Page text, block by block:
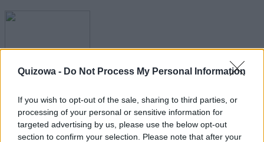
Quizowa - Do Not Process My Personal Information
If you wish to opt-out of the sale, sharing to third parties, or
processing of your personal or sensitive information for
targeted advertising by us, please use the below opt-out
section to confirm your selection. Please note that after your
Psychotesty
Pięć etapów związku: na którym z nich
jesteśc...